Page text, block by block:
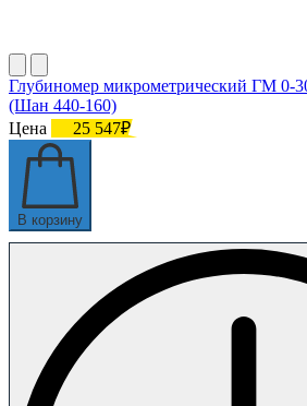
Глубиномер микрометрический ГМ 0-
(Шан 440-160)
Цена
25 547₽
В корзину